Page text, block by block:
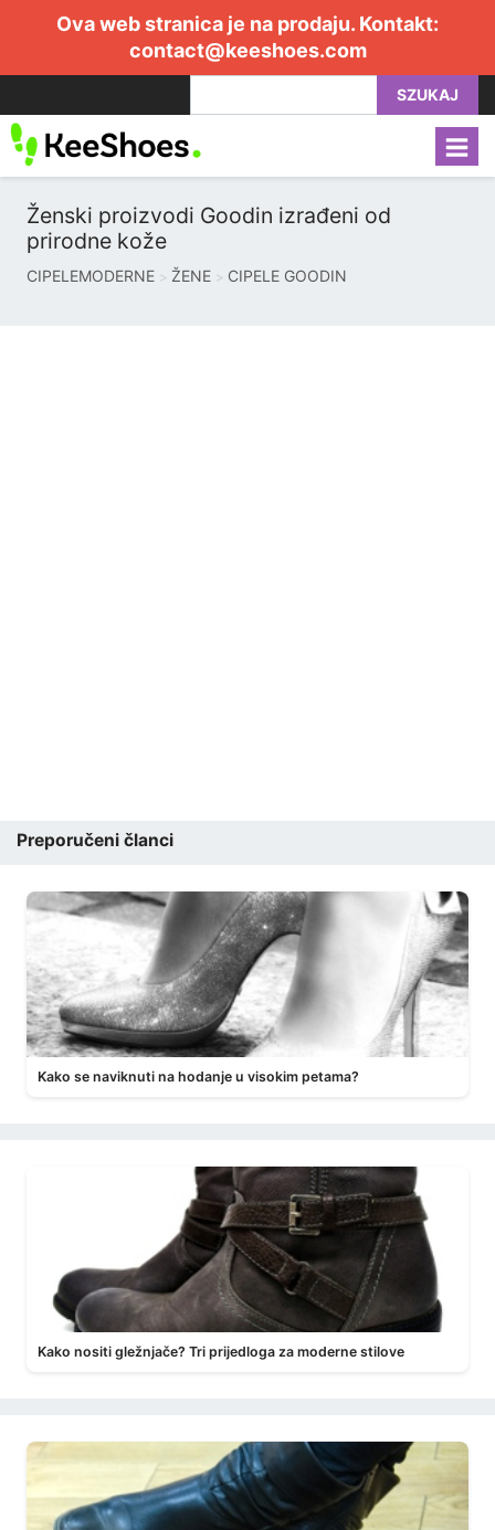
Ova web stranica je na prodaju. Kontakt:
contact@keeshoes.com
SZUKAJ
Ženski proizvodi Goodin izrađeni od
prirodne kože
CIPELEMODERNE ŽENE CIPELE GOODIN
Preporučeni članci
Kako se naviknuti na hodanje u visokim petama?
Kako nositi gležnjače? Tri prijedloga za moderne stilove